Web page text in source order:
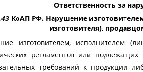
Ответственность за
КоАП РФ. Нарушение
изготовителя),
изготовителем, исполнителем
регламентов или
требований к продукции